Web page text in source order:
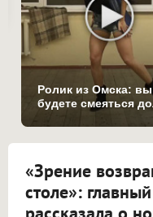
Ролик из Омска: вы
будете смеяться
«Зрение
столе»: